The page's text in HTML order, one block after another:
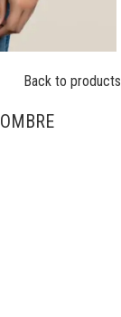
Back to products